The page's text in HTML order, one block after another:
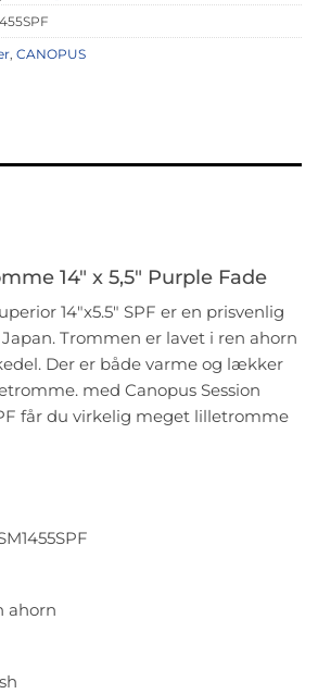
CANOPUS
14″ x 5,5″ Purple Fade
14″x5.5″ SPF er en prisvenlig
Trommen er lavet i ren ahorn
Der er både varme og lækker
med Canopus Session
får du virkelig meget lilletromme
ahorn